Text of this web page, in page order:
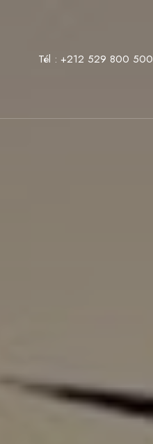
Tél : +212 529 800 500